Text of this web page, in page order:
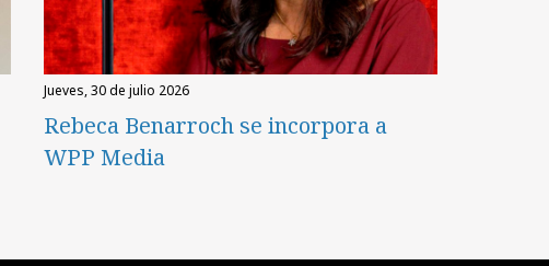
jueves, 30 de julio 2026
Rebeca Benarroch se incorpora a
WPP Media